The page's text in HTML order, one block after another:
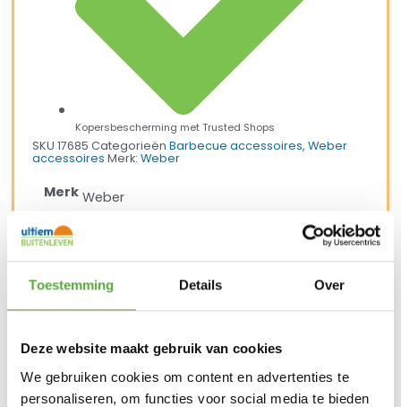
Toestemming Details Over
Deze website maakt gebruik van cookies
We gebruiken cookies om content en advertenties te
personaliseren, om functies voor social media te bieden
Kopersbescherming met Trusted Shops
SKU17685Categorieën Barbecue accessoires,Weber
accessoires Merk:Weber
Merk Weber
SKU
EAN 077924051357